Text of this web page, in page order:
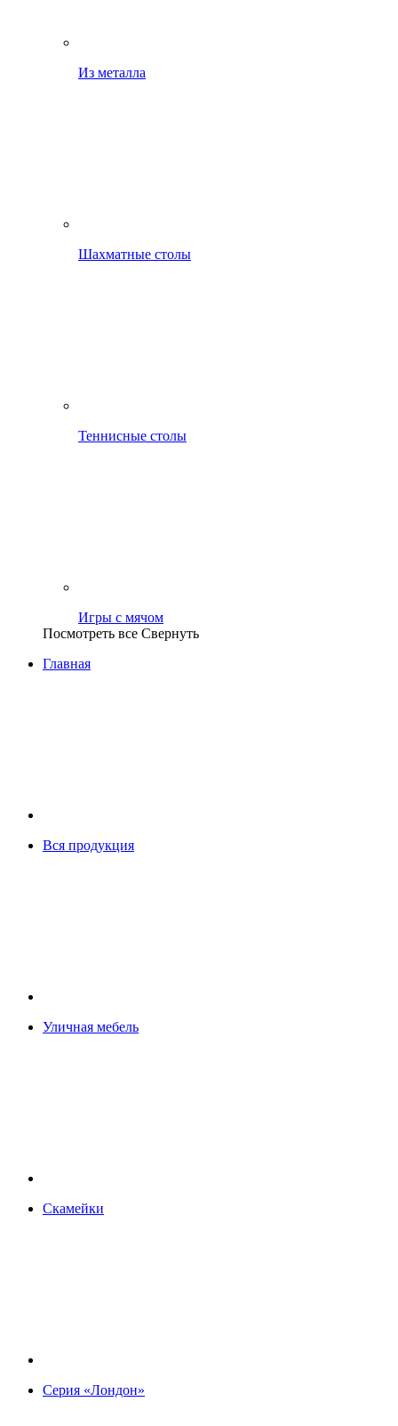
Из металла
Шахматные столы
Теннисные столы
Игры с мячом
Посмотреть все Свернуть
Главная
Вся продукция
Уличная мебель
Скамейки
Серия «Лондон»